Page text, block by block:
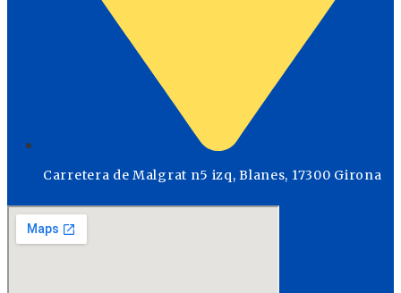
Carretera de Malgrat n5 izq, Blanes, 17300 Girona